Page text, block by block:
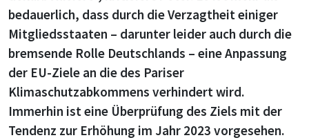
bedauerlich, dass durch die Verzagtheit einiger
Mitgliedsstaaten – darunter leider auch durch die
bremsende Rolle Deutschlands – eine Anpassung
der EU-Ziele an die des Pariser
Klimaschutzabkommens verhindert wird.
Immerhin ist eine Überprüfung des Ziels mit der
Tendenz zur Erhöhung im Jahr 2023 vorgesehen.